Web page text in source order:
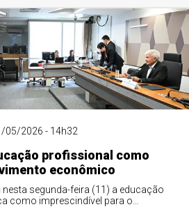
05/2026 - 14h32
profissional como
econômico
segunda-feira (11) a educação
como imprescindível para o